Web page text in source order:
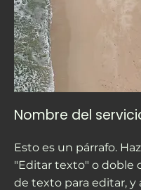
Nombre del
Esto es un párrafo.
"Editar texto" o doble
de texto para editar, y